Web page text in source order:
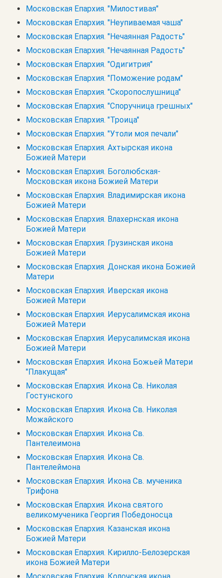
Московская Епархия. "Милостивая"
Московская Епархия. "Неупиваемая чаша"
Московская Епархия. "Нечаянная Радость"
Московская Епархия. "Нечаянная Радость"
Московская Епархия. "Одигитрия"
Московская Епархия. "Поможение родам"
Московская Епархия. "Скоропослушница"
Московская Епархия. "Споручница грешных"
Московская Епархия. "Троица"
Московская Епархия. "Утоли моя печали"
Московская Епархия. Ахтырская икона
Божией Матери
Московская Епархия. Боголюбская-
Московская икона Божией Матери
Московская Епархия. Владимирская икона
Божией Матери
Московская Епархия. Влахернская икона
Божией Матери
Московская Епархия. Грузинская икона
Божией Матери
Московская Епархия. Донская икона Божией
Матери
Московская Епархия. Иверская икона
Божией Матери
Московская Епархия. Иерусалимская икона
Божией Матери
Московская Епархия. Иерусалимская икона
Божией Матери
Московская Епархия. Икона Божьей Матери
"Плакущая"
Московская Епархия. Икона Св. Николая
Гостунского
Московская Епархия. Икона Св. Николая
Можайского
Московская Епархия. Икона Св.
Пантелеимона
Московская Епархия. Икона Св.
Пантелеймона
Московская Епархия. Икона Св. мученика
Трифона
Московская Епархия. Икона святого
великомученика Георгия Победоносца
Московская Епархия. Казанская икона
Божией Матери
Московская Епархия. Кирилло-Белозерская
икона Божией Матери